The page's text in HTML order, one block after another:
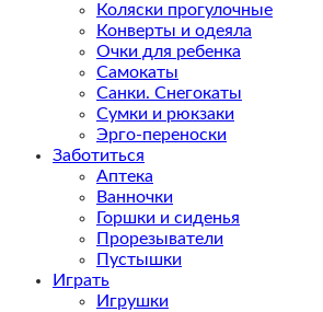
Коляски прогулочные
Конверты и одеяла
Очки для ребенка
Самокаты
Санки. Снегокаты
Сумки и рюкзаки
Эрго-переноски
Заботиться
Аптека
Ванночки
Горшки и сиденья
Прорезыватели
Пустышки
Играть
Игрушки